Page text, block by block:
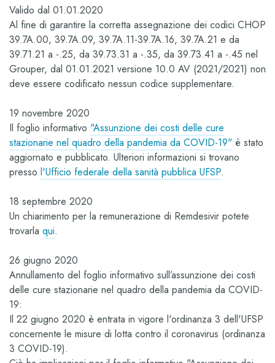
Valido dal 01.01.2020
Al fine di garantire la corretta assegnazione dei codici CHOP
39.7A.00, 39.7A.09, 39.7A.11-39.7A.16, 39.7A.21 e da
39.71.21 a -.25, da 39.73.31 a -.35, da 39.73.41 a -.45 nel
Grouper, dal 01.01.2021 versione 10.0 AV (2021/2021) non
deve essere codificato nessun codice supplementare.
19 novembre 2020
Il foglio informativo "Assunzione dei costi delle cure
stazionarie nel quadro della pandemia da COVID-19" è stato
aggiornato e pubblicato. Ulteriori informazioni si trovano
presso l'Ufficio federale della sanità pubblica UFSP.
18 septembre 2020
Un chiarimento per la remunerazione di Remdesivir potete
trovarla qui.
26 giugno 2020
Annullamento del foglio informativo sull’assunzione dei costi
delle cure stazionarie nel quadro della pandemia da COVID-
19:
Il 22 giugno 2020 è entrata in vigore l'ordinanza 3 dell'UFSP
concernente le misure di lotta contro il coronavirus (ordinanza
3 COVID-19).